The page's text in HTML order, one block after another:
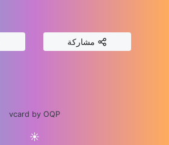
مشاركة
vcard by OQP
☀️